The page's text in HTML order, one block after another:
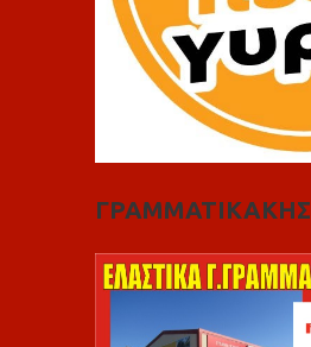
ΓΡΑΜΜΑΤΙΚΑΚΗΣ